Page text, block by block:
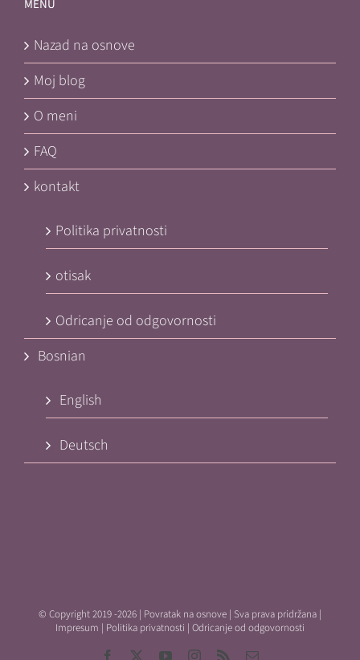
MENÜ
Nazad na osnove
Moj blog
O meni
FAQ
kontakt
Politika privatnosti
otisak
Odricanje od odgovornosti
Bosnian
English
Deutsch
© Copyright 2019 -2026 | Povratak na osnove | Sva prava pridržana |
Impresum | Politika privatnosti | Odricanje od odgovornosti
Facebook YouTubeInstagram
Rss Email